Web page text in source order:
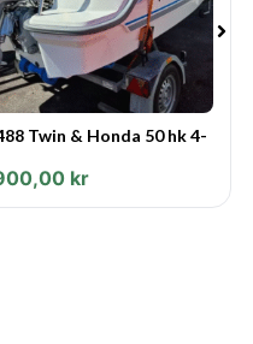
kr per person,
Twin & Honda 50 hk 4-
kr